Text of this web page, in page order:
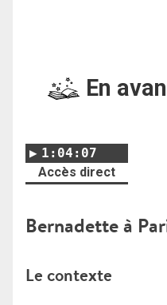
En
1:04:07
Accès direct
Bernadette à
Le contexte